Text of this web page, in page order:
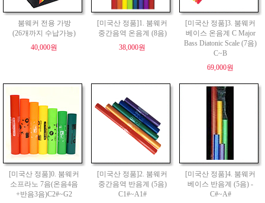
붐웨커 전용 가방
(26개까지 수납가능)
40,000원
[미국산 정품]1. 붐웨커
중간음역 온음계 (8음)
38,000원
[미국산 정품]3. 붐웨커
베이스 온음계 C Major
Bass Diatonic Scale (7음)
C~B
69,000원
[미국산 정품]0. 붐웨커
소프라노 7음(온음4음
+반음3음)C2#~G2
[미국산 정품]2. 붐웨커
중간음역 반음계 (5음)
C1#~A1#
[미국산 정품]4. 붐웨커
베이스 반음계 (5음) -
C#~A#